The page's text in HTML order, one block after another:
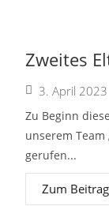
Zweites
3. April 2023
Zu Beginn
unserem Team
gerufen...
Zum Beitrag